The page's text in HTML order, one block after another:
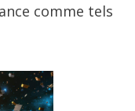
comme tels